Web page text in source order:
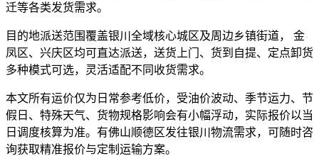
迁等各类发货需求。
目的地派送范围覆盖银川全域核心城区及周边乡镇街道， 金
凤区、兴庆区均可直达派送，送货上门、货到自提、定点卸货
多种模式可选，灵活适配不同收货需求。
本文所有运价仅为日常参考低价，受油价波动、季节运力、节
假日、特殊天气、货物规格影响会有小幅浮动，实际报价以当
日调度核算为准。有佛山顺德区发往银川物流需求，可随时咨
询获取精准报价与定制运输方案。